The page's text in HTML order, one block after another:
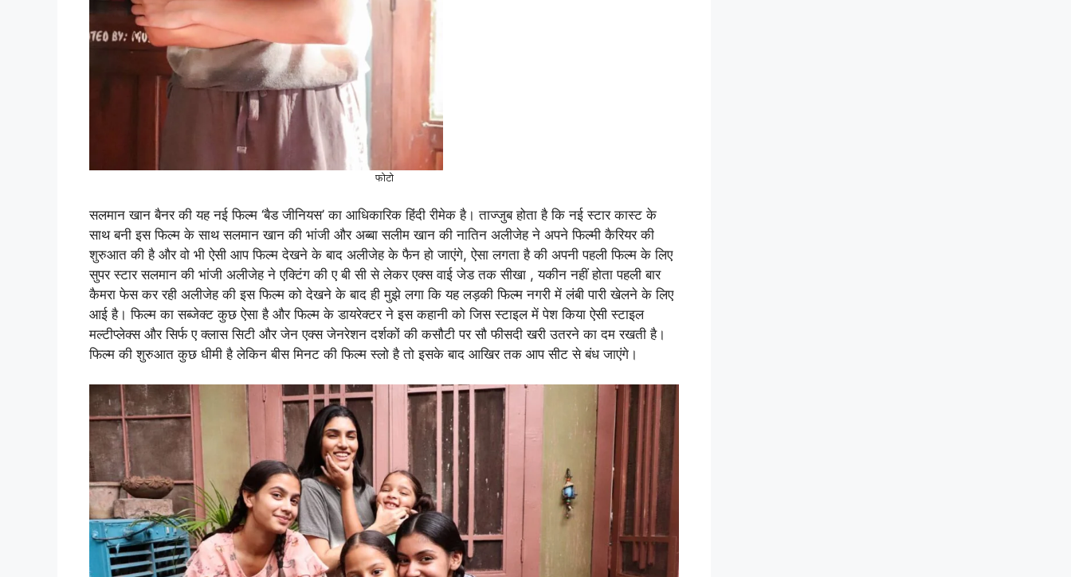
फोटो
सलमान खान बैनर की यह नई फिल्म ‘बैड जीनियस’ का आधिकारिक हिंदी रीमेक है। ताज्जुब होता है कि नई स्टार कास्ट के
साथ बनी इस फिल्म के साथ सलमान खान की भांजी और अब्बा सलीम खान की नातिन अलीजेह ने अपने फिल्मी कैरियर की
शुरुआत की है और वो भी ऐसी आप फिल्म देखने के बाद अलीजेह के फैन हो जाएंगे, ऐसा लगता है की अपनी पहली फिल्म के लिए
सुपर स्टार सलमान की भांजी अलीजेह ने एक्टिंग की ए बी सी से लेकर एक्स वाई जेड तक सीखा , यकीन नहीं होता पहली बार
कैमरा फेस कर रही अलीजेह की इस फिल्म को देखने के बाद ही मुझे लगा कि यह लड़की फिल्म नगरी में लंबी पारी खेलने के लिए
आई है। फिल्म का सब्जेक्ट कुछ ऐसा है और फिल्म के डायरेक्टर ने इस कहानी को जिस स्टाइल में पेश किया ऐसी स्टाइल
मल्टीप्लेक्स और सिर्फ ए क्लास सिटी और जेन एक्स जेनरेशन दर्शकों की कसौटी पर सौ फीसदी खरी उतरने का दम रखती है।
फिल्म की शुरुआत कुछ धीमी है लेकिन बीस मिनट की फिल्म स्लो है तो इसके बाद आखिर तक आप सीट से बंध जाएंगे।